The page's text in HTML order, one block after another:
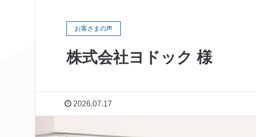
お客さまの声
株式会社ヨドック 様
2026.07.17